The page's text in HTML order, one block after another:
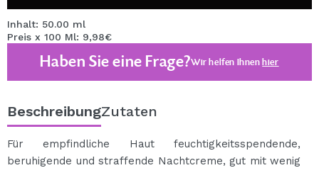
Inhalt: 50.00 ml
Preis x 100 Ml: 9,98€
Haben Sie eine Frage?Wir helfen Ihnenhier
BeschreibungZutaten
Für empfindliche Haut feuchtigkeitsspendende,
beruhigende und straffende Nachtcreme, gut mit wenig